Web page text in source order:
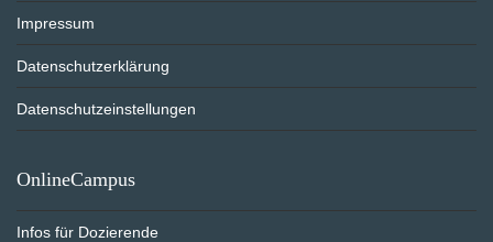
Impressum
Datenschutzerklärung
Datenschutzeinstellungen
OnlineCampus
Infos für Dozierende